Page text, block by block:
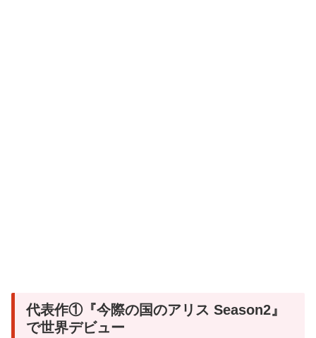
代表作①『今際の国のアリス Season2』
で世界デビュー